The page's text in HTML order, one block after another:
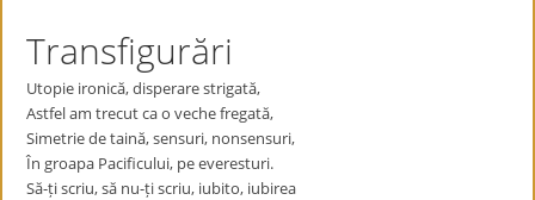
Transfigurări
Utopie ironică, disperare strigată,
Astfel am trecut ca o veche fregată,
Simetrie de taină, sensuri, nonsensuri,
În groapa Pacificului, pe everesturi.
Să-ți scriu, să nu-ți scriu, iubito, iubirea